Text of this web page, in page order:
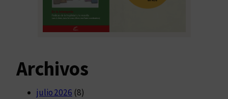
Archivos
julio 2026 (8)